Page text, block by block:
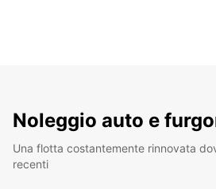
Noleggio auto e
Una flotta costantemente rinnovata
recenti